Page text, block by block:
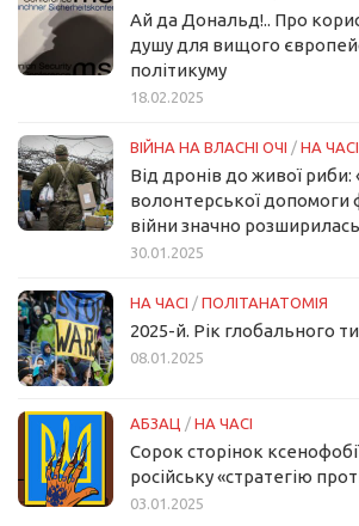
Ай да Дональд!.. Про
душу для вищого
політикуму
18.02.2025
ВІЙНА НА ВЛАСНІ ОЧІ / НА ЧАСІ
Від дронів до живої
волонтерської допомоги
війни значно розширилась
30.01.2025
НА ЧАСІ / ПОЛІТАНАТОМІЯ
2025-й. Рік глобального
08.01.2025
АБЗАЦ / НА ЧАСІ
Сорок сторінок
російську «стратегію
03.01.2025